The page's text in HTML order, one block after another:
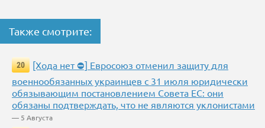
Также смотрите:
20
[Хода нет ⛔] Евросоюз отменил защиту для
военнообязанных украинцев с 31 июля юридически
обязывающим постановлением Совета ЕС: они
обязаны подтверждать, что не являются уклонистами
— 5 Августа